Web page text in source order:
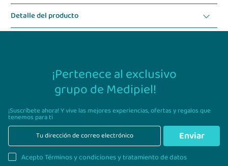
Detalle del producto
¡Pertenece al exclusivo
grupo de Medipiel!
¡Suscríbete ahora! Y vive las mejores experiencias,ofertas y regalos que
tenemos para ti
Enviar
Acepto Términos y condiciones y tratamiento de datos